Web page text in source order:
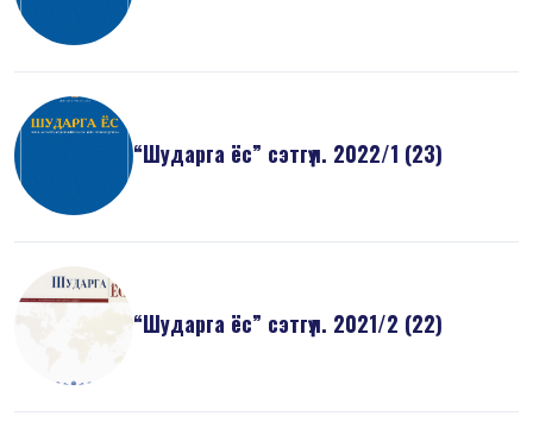
“Шударга ёс” сэтгүүл. 2022/1 (23)
“Шударга ёс” сэтгүүл. 2021/2 (22)